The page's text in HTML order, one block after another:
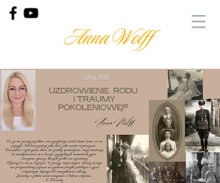
Anna Wolff